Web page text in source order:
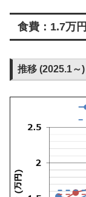
食費：1.7万円
推移 (2025.1～)